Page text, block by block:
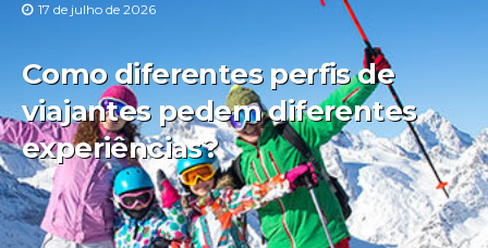
17 de julho de 2026
Como diferentes perfis de
viajantes pedem diferentes
experiências?